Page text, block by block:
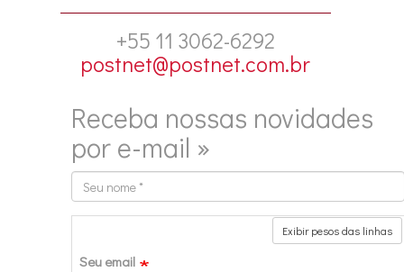
+55 11 3062-6292
postnet@postnet.com.br
Receba nossas novidades
por e-mail »
Seu
nome
Exibir pesos das linhas
Seu email